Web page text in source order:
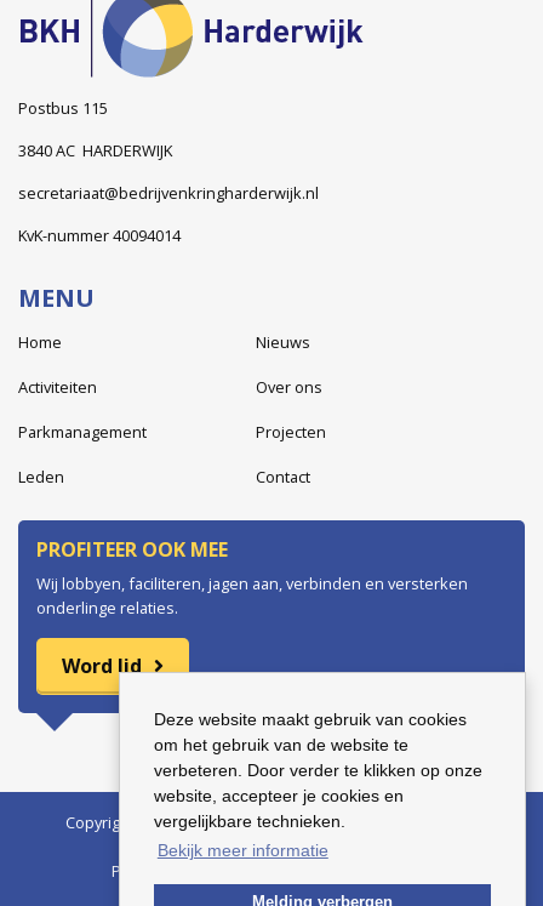
Deze website maakt gebruik van cookies
om het gebruik van de website te
verbeteren. Door verder te klikken op onze
website, accepteer je cookies en
vergelijkbare technieken.
Bekijk meer informatie
Melding verbergen
Postbus 115
3840 AC HARDERWIJK
secretariaat@bedrijvenkringharderwijk.nl
KvK-nummer 40094014
MENU
Home Nieuws
Activiteiten Over ons
Parkmanagement Projecten
Leden Contact
PROFITEER OOK MEE
Wij lobbyen, faciliteren, jagen aan, verbinden en versterken
onderlinge relaties.
Word lid
Copyright © 2026 Bedrijvenkring Harderwijk | BTW nr.:
123456789B01 | KvK nr.: 12345678
Privacyverklaring